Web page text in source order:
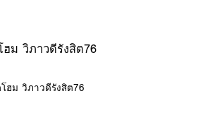
ม วิภาวดีรังสิต76
ม วิภาวดีรังสิต76